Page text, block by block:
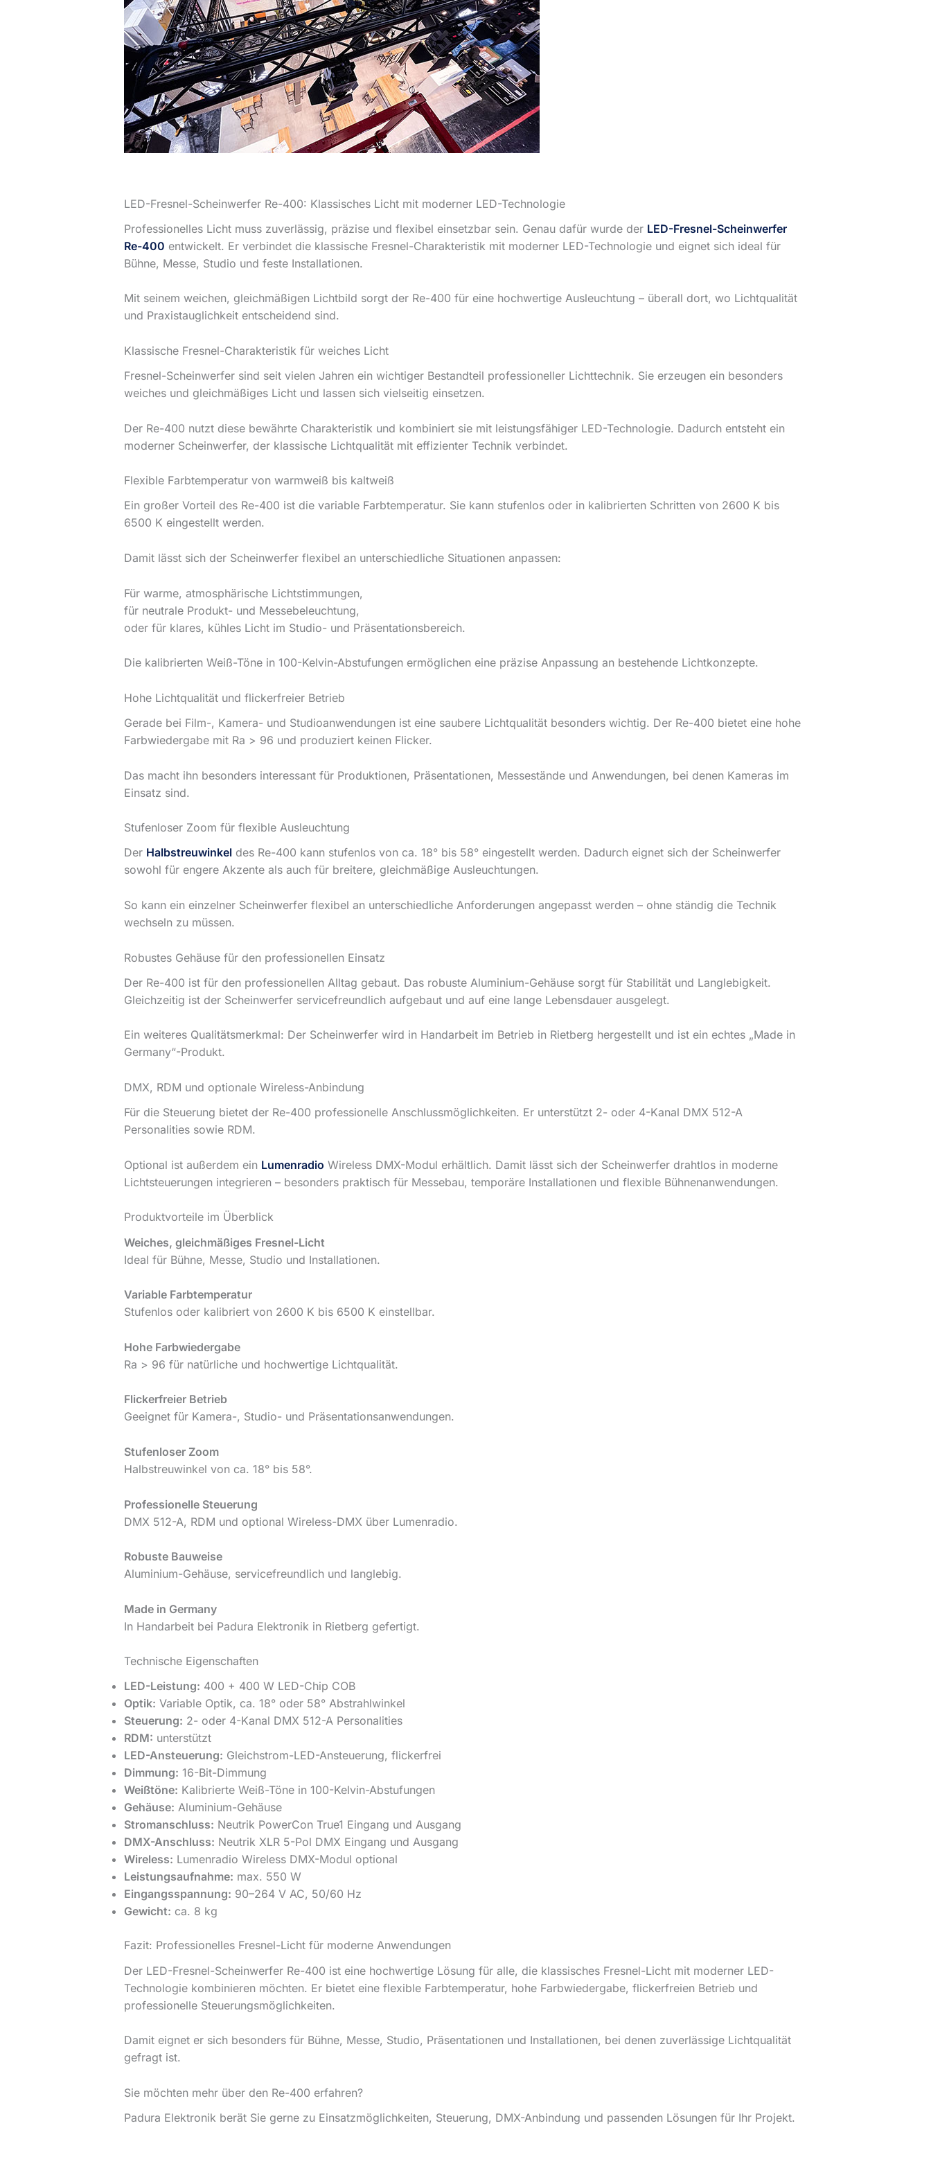
LED-Fresnel-Scheinwerfer Re-400: Klassisches Licht mit moderner LED-Technologie
Professionelles Licht muss zuverlässig, präzise und flexibel einsetzbar sein. Genau dafür wurde der LED-Fresnel-Scheinwerfer
Re-400 entwickelt. Er verbindet die klassische Fresnel-Charakteristik mit moderner LED-Technologie und eignet sich ideal für
Bühne, Messe, Studio und feste Installationen.
Mit seinem weichen, gleichmäßigen Lichtbild sorgt der Re-400 für eine hochwertige Ausleuchtung – überall dort, wo Lichtqualität
und Praxistauglichkeit entscheidend sind.
Klassische Fresnel-Charakteristik für weiches Licht
Fresnel-Scheinwerfer sind seit vielen Jahren ein wichtiger Bestandteil professioneller Lichttechnik. Sie erzeugen ein besonders
weiches und gleichmäßiges Licht und lassen sich vielseitig einsetzen.
Der Re-400 nutzt diese bewährte Charakteristik und kombiniert sie mit leistungsfähiger LED-Technologie. Dadurch entsteht ein
moderner Scheinwerfer, der klassische Lichtqualität mit effizienter Technik verbindet.
Flexible Farbtemperatur von warmweiß bis kaltweiß
Ein großer Vorteil des Re-400 ist die variable Farbtemperatur. Sie kann stufenlos oder in kalibrierten Schritten von 2600 K bis
6500 K eingestellt werden.
Damit lässt sich der Scheinwerfer flexibel an unterschiedliche Situationen anpassen:
Für warme, atmosphärische Lichtstimmungen,
für neutrale Produkt- und Messebeleuchtung,
oder für klares, kühles Licht im Studio- und Präsentationsbereich.
Die kalibrierten Weiß-Töne in 100-Kelvin-Abstufungen ermöglichen eine präzise Anpassung an bestehende Lichtkonzepte.
Hohe Lichtqualität und flickerfreier Betrieb
Gerade bei Film-, Kamera- und Studioanwendungen ist eine saubere Lichtqualität besonders wichtig. Der Re-400 bietet eine hohe
Farbwiedergabe mit Ra > 96 und produziert keinen Flicker.
Das macht ihn besonders interessant für Produktionen, Präsentationen, Messestände und Anwendungen, bei denen Kameras im
Einsatz sind.
Stufenloser Zoom für flexible Ausleuchtung
Der Halbstreuwinkeldes Re-400 kann stufenlos von ca. 18° bis 58° eingestellt werden. Dadurch eignet sich der Scheinwerfer
sowohl für engere Akzente als auch für breitere, gleichmäßige Ausleuchtungen.
So kann ein einzelner Scheinwerfer flexibel an unterschiedliche Anforderungen angepasst werden – ohne ständig die Technik
wechseln zu müssen.
Robustes Gehäuse für den professionellen Einsatz
Der Re-400 ist für den professionellen Alltag gebaut. Das robuste Aluminium-Gehäuse sorgt für Stabilität und Langlebigkeit.
Gleichzeitig ist der Scheinwerfer servicefreundlich aufgebaut und auf eine lange Lebensdauer ausgelegt.
Ein weiteres Qualitätsmerkmal: Der Scheinwerfer wird in Handarbeit im Betrieb in Rietberg hergestellt und ist ein echtes „Made in
Germany“-Produkt.
DMX, RDM und optionale Wireless-Anbindung
Für die Steuerung bietet der Re-400 professionelle Anschlussmöglichkeiten. Er unterstützt 2- oder 4-Kanal DMX 512-A
Personalities sowie RDM.
Optional ist außerdem ein Lumenradio Wireless DMX-Modul erhältlich. Damit lässt sich der Scheinwerfer drahtlos in moderne
Lichtsteuerungen integrieren – besonders praktisch für Messebau, temporäre Installationen und flexible Bühnenanwendungen.
Produktvorteile im Überblick
Weiches, gleichmäßiges Fresnel-Licht
Ideal für Bühne, Messe, Studio und Installationen.
Variable Farbtemperatur
Stufenlos oder kalibriert von 2600 K bis 6500 K einstellbar.
Hohe Farbwiedergabe
Ra > 96 für natürliche und hochwertige Lichtqualität.
Flickerfreier Betrieb
Geeignet für Kamera-, Studio- und Präsentationsanwendungen.
Stufenloser Zoom
Halbstreuwinkel von ca. 18° bis 58°.
Professionelle Steuerung
DMX 512-A, RDM und optional Wireless-DMX über Lumenradio.
Robuste Bauweise
Aluminium-Gehäuse, servicefreundlich und langlebig.
Made in Germany
In Handarbeit bei Padura Elektronik in Rietberg gefertigt.
Technische Eigenschaften
LED-Leistung: 400 + 400 W LED-Chip COB
Optik: Variable Optik, ca. 18° oder 58° Abstrahlwinkel
Steuerung: 2- oder 4-Kanal DMX 512-A Personalities
RDM: unterstützt
LED-Ansteuerung: Gleichstrom-LED-Ansteuerung, flickerfrei
Dimmung: 16-Bit-Dimmung
Weißtöne: Kalibrierte Weiß-Töne in 100-Kelvin-Abstufungen
Gehäuse: Aluminium-Gehäuse
Stromanschluss: Neutrik PowerCon True1 Eingang und Ausgang
DMX-Anschluss: Neutrik XLR 5-Pol DMX Eingang und Ausgang
Wireless: Lumenradio Wireless DMX-Modul optional
Leistungsaufnahme: max. 550 W
Eingangsspannung: 90–264 V AC, 50/60 Hz
Gewicht: ca. 8 kg
Fazit: Professionelles Fresnel-Licht für moderne Anwendungen
Der LED-Fresnel-Scheinwerfer Re-400 ist eine hochwertige Lösung für alle, die klassisches Fresnel-Licht mit moderner LED-
Technologie kombinieren möchten. Er bietet eine flexible Farbtemperatur, hohe Farbwiedergabe, flickerfreien Betrieb und
professionelle Steuerungsmöglichkeiten.
Damit eignet er sich besonders für Bühne, Messe, Studio, Präsentationen und Installationen, bei denen zuverlässige Lichtqualität
gefragt ist.
Sie möchten mehr über den Re-400 erfahren?
Padura Elektronik berät Sie gerne zu Einsatzmöglichkeiten, Steuerung, DMX-Anbindung und passenden Lösungen für Ihr Projekt.